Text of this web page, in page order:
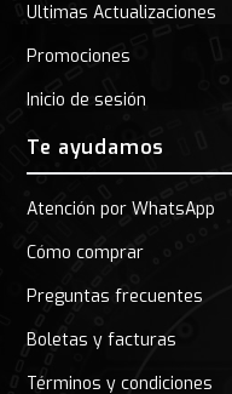
Ultimas Actualizaciones
Promociones
Inicio de sesión
Te ayudamos
Atención por WhatsApp
Cómo comprar
Preguntas frecuentes
Boletas y facturas
Términos y condiciones